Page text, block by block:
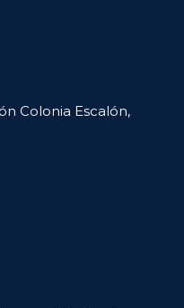
Colonia Escalón,